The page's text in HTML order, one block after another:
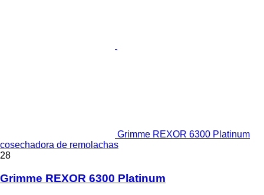
Grimme REXOR 6300 Platinum
cosechadora de remolachas
28
Grimme REXOR 6300 Platinum